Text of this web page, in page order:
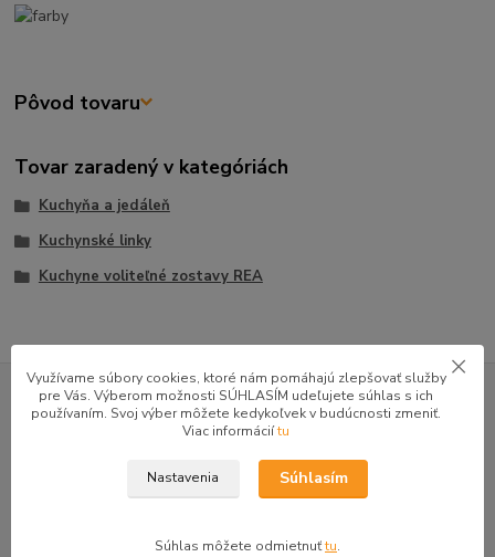
Pôvod tovaru
Tovar zaradený v kategóriách
Kuchyňa a jedáleň
Kuchynské linky
Kuchyne voliteľné zostavy REA
GOOGLE RECENZIE ZÁKAZNÍKOV
4.9★★★★★
Využívame súbory cookies, ktoré nám pomáhajú zlepšovať služby
pre Vás. Výberom možnosti SÚHLASÍM udeľujete súhlas s ich
používaním. Svoj výber môžete kedykoľvek v budúcnosti zmeniť.
Viac informáciítu
Nastavenia Súhlasím
Súhlas môžete odmietnuťtu.